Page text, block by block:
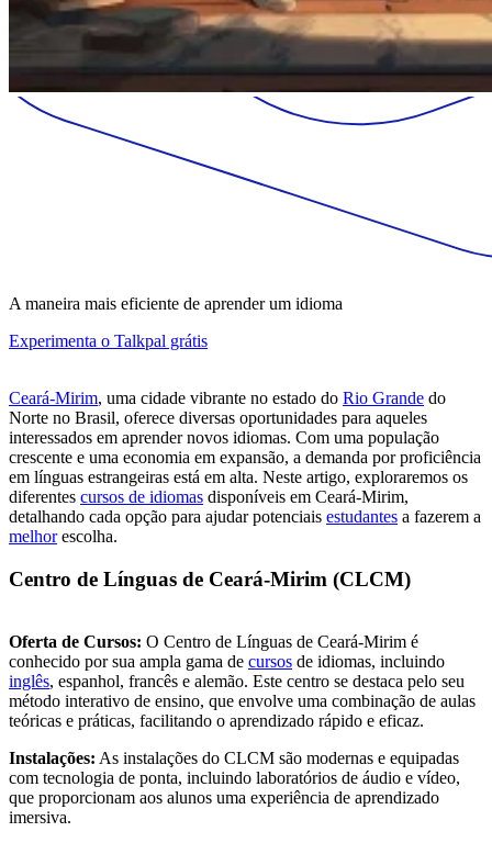
A maneira mais eficiente de aprender um idioma
Experimenta o Talkpal grátis
Ceará-Mirim, uma cidade vibrante no estado do Rio Grande do
Norte no Brasil, oferece diversas oportunidades para aqueles
interessados em aprender novos idiomas. Com uma população
crescente e uma economia em expansão, a demanda por proficiência
em línguas estrangeiras está em alta. Neste artigo, exploraremos os
diferentes cursos de idiomas disponíveis em Ceará-Mirim,
detalhando cada opção para ajudar potenciais estudantes a fazerem a
melhorescolha.
Centro de Línguas de Ceará-Mirim (CLCM)
Oferta de Cursos: O Centro de Línguas de Ceará-Mirim é
conhecido por sua ampla gama de cursos de idiomas, incluindo
inglês, espanhol, francês e alemão. Este centro se destaca pelo seu
método interativo de ensino, que envolve uma combinação de aulas
teóricas e práticas, facilitando o aprendizado rápido e eficaz.
Instalações: As instalações do CLCM são modernas e equipadas
com tecnologia de ponta, incluindo laboratórios de áudio e vídeo,
que proporcionam aos alunos uma experiência de aprendizado
imersiva.